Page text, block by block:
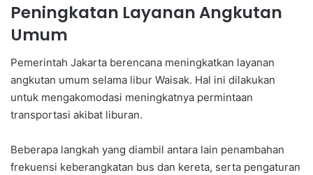
Peningkatan Layanan Angkutan
Umum
Pemerintah Jakarta berencana meningkatkan layanan
angkutan umum selama libur Waisak. Hal ini dilakukan
untuk mengakomodasi meningkatnya permintaan
transportasi akibat liburan.
Beberapa langkah yang diambil antara lain penambahan
frekuensi keberangkatan bus dan kereta, serta pengaturan